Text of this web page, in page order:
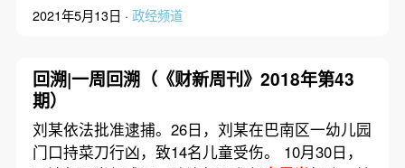
2021年5月13日 · 政经频道
回溯|一周回溯（《财新周刊》2018年第43
期）
刘某依法批准逮捕。26日，刘某在巴南区一幼儿园
门口持菜刀行凶，致14名儿童受伤。 10月30日，